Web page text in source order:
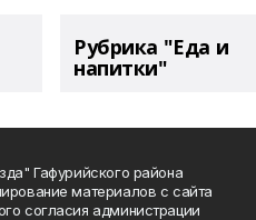
Рубрика "Еда и
напитки"
Гафурийского района
материалов с сайта
согласия администрации